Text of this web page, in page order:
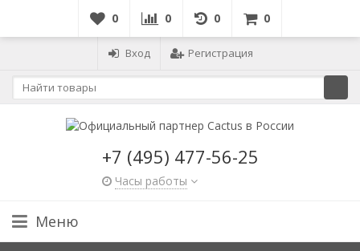
0 0 0 0
Вход Регистрация
+7 (495) 477-56-25
Часы работы
Меню